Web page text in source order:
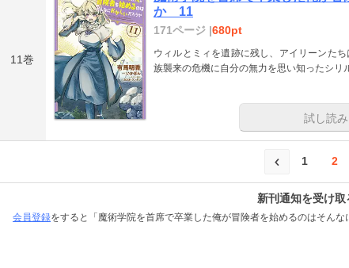
11巻
か 11
171ページ |680pt
ウィルとミィを遺跡に残し、アイリーンた
族襲来の危機に自分の無力を思い知ったシ
試し読み
1 2
新刊通知を受け取
会員登録をすると「魔術学院を首席で卒業した俺が冒険者を始めるのはそん